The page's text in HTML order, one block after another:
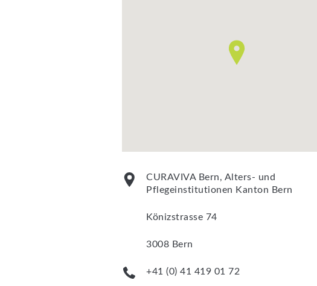
CURAVIVA Bern, Alters- und
Pflegeinstitutionen Kanton Bern
Könizstrasse 74
3008 Bern
+41 (0) 41 419 01 72